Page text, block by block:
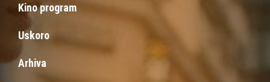
Kino program
Uskoro
Arhiva